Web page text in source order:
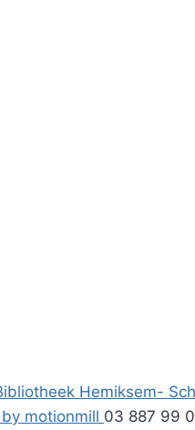
Hemiksem-
motionmill 03 887 99